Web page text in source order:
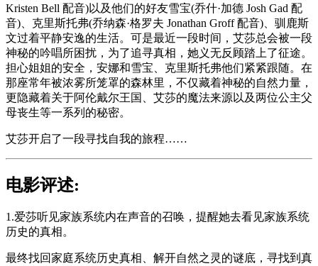
Kristen Bell 配音)以及他们的好友雪宝(乔什·加德 Josh Gad 配
音)、克里斯托弗(乔纳森·格罗夫 Jonathan Groff 配音)、驯鹿斯
文过着平静安逸的生活。可是最近一段时间，艾莎总会被一段
神秘的吟唱所困扰，为了追寻真相，她义无反顾踏上了征途。
担心姐姐的安全，安娜和雪宝、克里斯托弗他们紧紧跟随。在
那座常年被浓雾所笼罩的森林里，不仅藏着神秘的自然力量，
更隐藏着关于阿伦戴尔王国、艾莎的魔法来源以及两位公主父
母丧生等一系列的秘密。
艾莎开启了一段寻找自我的旅程……
电影评述:
1.爱莎听见家族系统内在声音的召唤，提醒她去看见家族系统
历史的真相。
最终找回家庭系统历史真相、解开自然之灵的谜底，寻找到真